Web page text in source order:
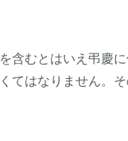
含むとはいえ弔慶
てはなりません。